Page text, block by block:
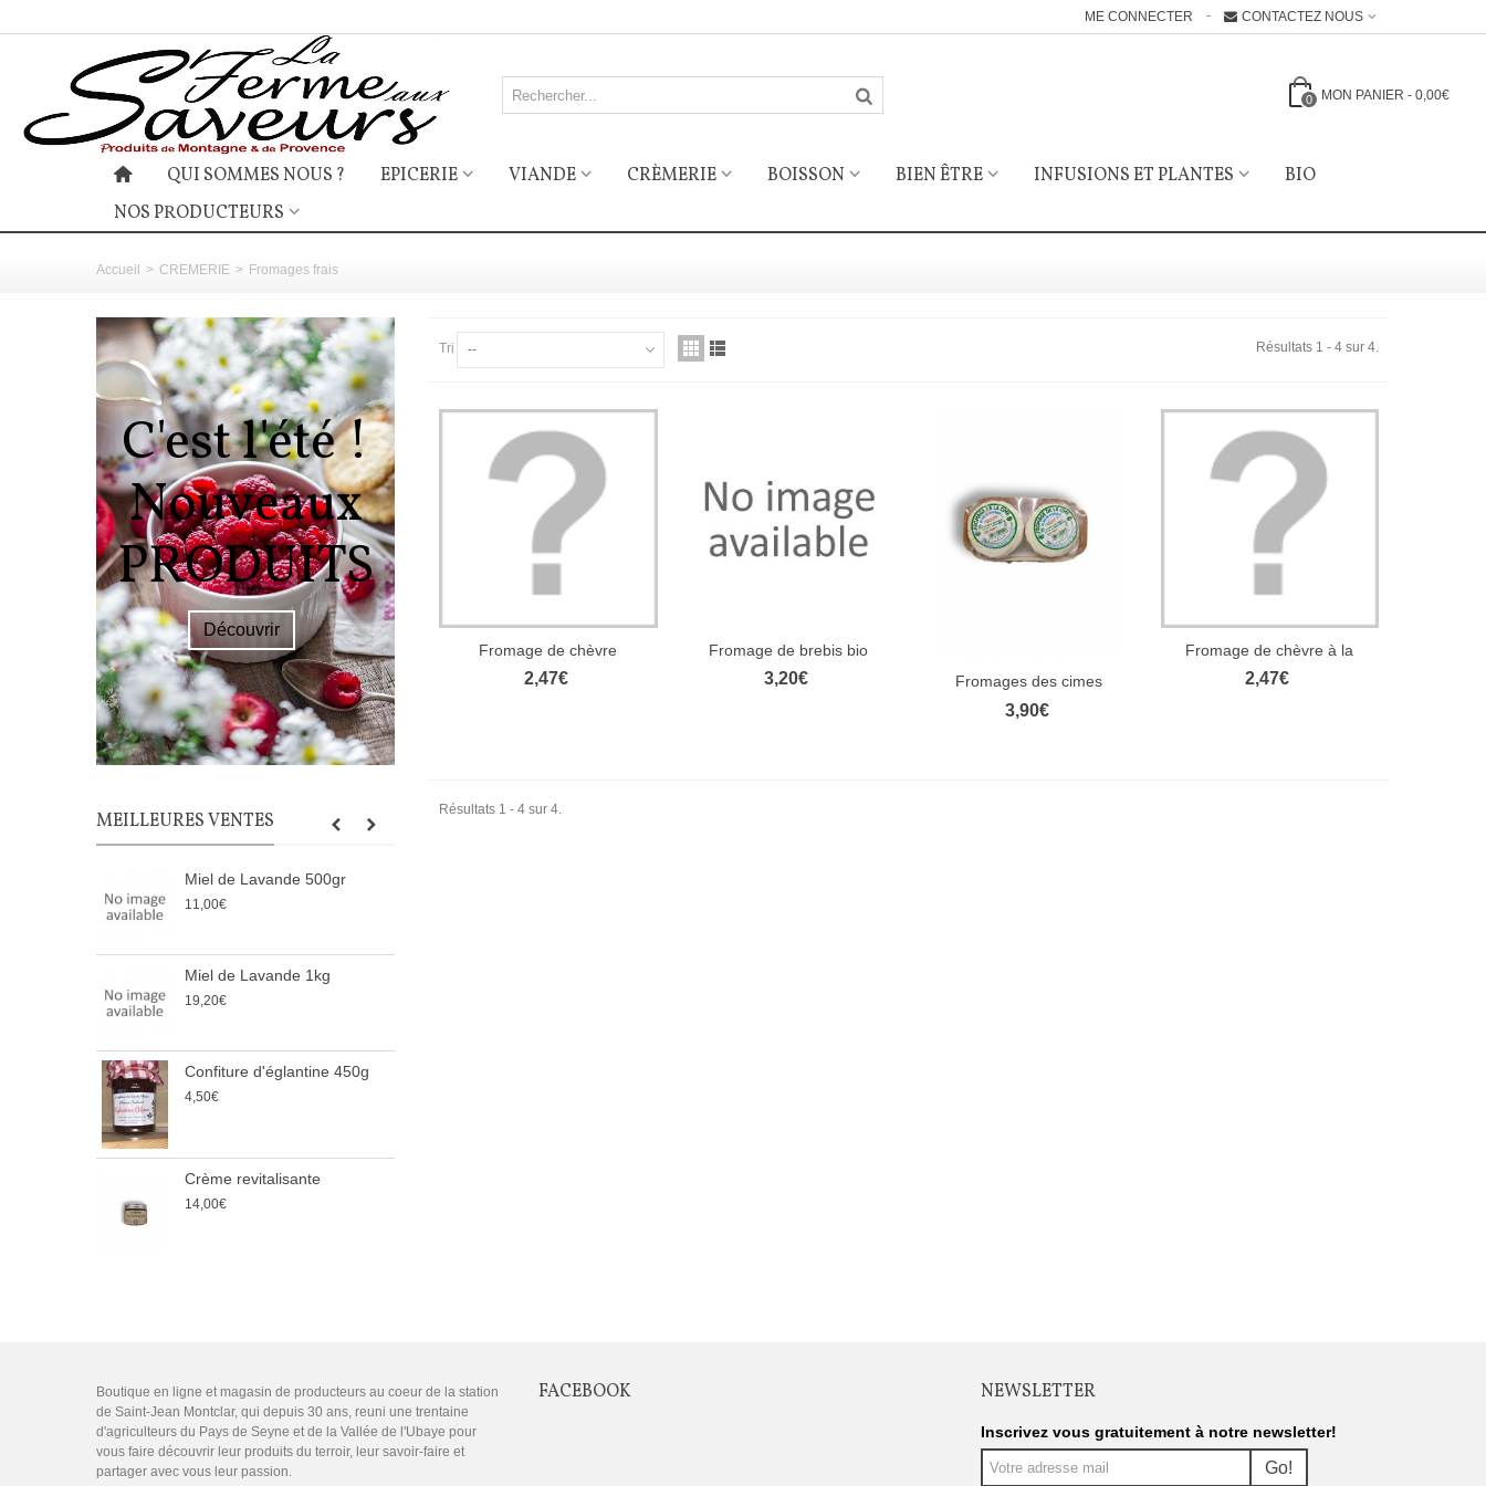
CONTACTEZ NOUS
ME CONNECTER
0 MON PANIER - 0,00€
QUI SOMMES NOUS ? EPICERIE VIANDE CRÈMERIE BOISSON BIEN ÊTRE INFUSIONS ET PLANTES
BIO
NOS PRODUCTEURS
Accueil > CREMERIE > Fromages frais
C'est l'été !
Nouveaux
PRODUITS
Découvrir
NOS
PRODUITS
LOCAUX
JUSQUE CHEZ VOUS
MEILLEURES VENTES
Miel de Lavande 500gr
11,00€
Miel de Lavande 1kg
19,20€
Confiture d'églantine 450g
4,50€
Crème revitalisante
14,00€
Tri -- Résultats 1 - 4 sur 4.
Aperçu rapide
Fromage de chèvre
2,47€
Aperçu rapide
Fromage de brebis bio
3,20€ Aperçu rapide
Fromages des cimes
3,90€
Aperçu rapide
Fromage de chèvre à la
sarriette
2,47€
Résultats 1 - 4 sur 4.
Boutique en ligne et magasin de producteurs au coeur de la station
de Saint-Jean Montclar, qui depuis 30 ans, reuni une trentaine
d'agriculteurs du Pays de Seyne et de la Vallée de l'Ubaye pour
vous faire découvrir leur produits du terroir, leur savoir-faire et
partager avec vous leur passion.
FACEBOOK NEWSLETTER
Inscrivez vous gratuitement à notre newsletter!
Go!